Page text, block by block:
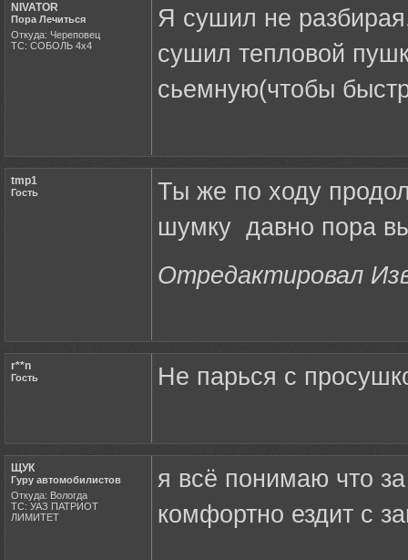
NIVATOR
Пора Лечиться
Откуда: Череповец
ТС: СОБОЛЬ 4х4
Я сушил не
сушил тепловой
сьемную(чтобы
tmp1
Гость
Ты же по ходу
шумку давно пора
Отредактировал
r**n
Гость Не парься с
ЩУК
Гуру автомобилистов
Откуда: Вологда
ТС: УАЗ ПАТРИОТ
ЛИМИТЕТ
я всё понимаю что
комфортно ездит с